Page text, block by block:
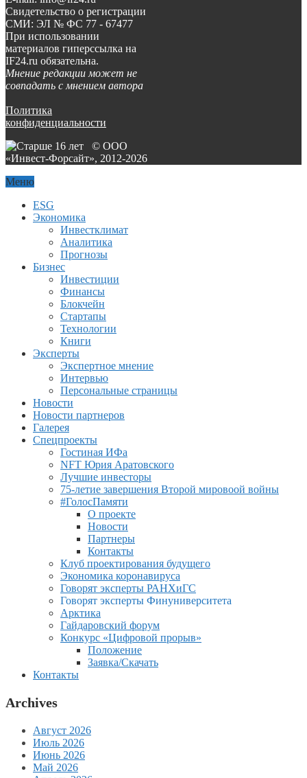
Свидетельство о регистрации
СМИ: ЭЛ № ФС 77 - 67477
При использовании
материалов гиперссылка на
IF24.ru обязательна.
Мнение редакции может не
совпадать с мнением автора
Политика
конфиденциальности
© ООО
«Инвест-Форсайт», 2012-2026
Меню
ESG
Экономика
Инвестклимат
Аналитика
Прогнозы
Бизнес
Инвестиции
Финансы
Блокчейн
Стартапы
Технологии
Книги
Эксперты
Экспертное мнение
Интервью
Персональные страницы
Новости
Новости партнеров
Галерея
Спецпроекты
Гостиная ИФа
NFT Юрия Аратовского
Лучшие инвесторы
75-летие завершения Второй мировоой войны
#ГолосПамяти
О проекте
Новости
Партнеры
Контакты
Клуб проектирования будущего
Экономика коронавируса
Говорят эксперты РАНХиГС
Говорят эксперты Финуниверситета
Арктика
Гайдаровский форум
Конкурс «Цифровой прорыв»
Положение
Заявка/Скачать
Контакты
Archives
Август 2026
Июль 2026
Июнь 2026
Май 2026